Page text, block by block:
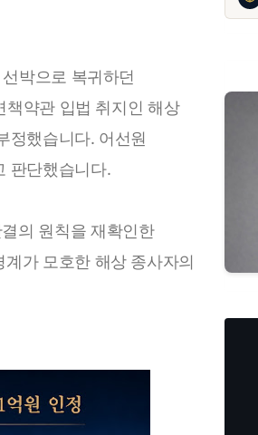
박으로 복귀하던
책약관 입법 취지인 해상
정했습니다. 어선원
판단했습니다.
의 원칙을 재확인한
가 모호한 해상 종사자의